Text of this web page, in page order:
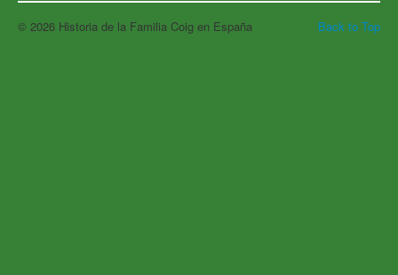
Back to Top
© 2026 Historia de la Familia Coig en España